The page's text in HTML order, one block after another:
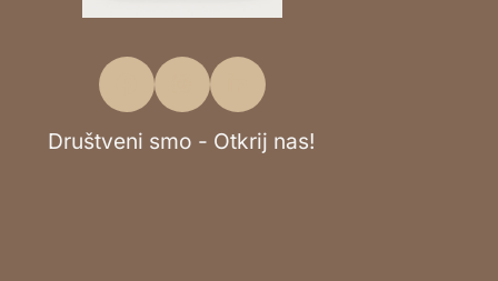
Društveni smo - Otkrij nas!